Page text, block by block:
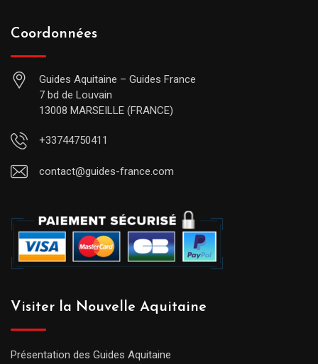
Coordonnées
Guides Aquitaine – Guides France
7 bd de Louvain
13008 MARSEILLE (FRANCE)
+33744750411
contact@guides-france.com
Visiter la Nouvelle Aquitaine
Présentation des Guides Aquitaine